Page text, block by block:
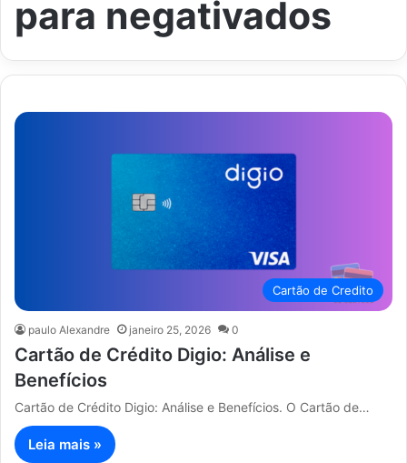
para negativados
Cartão de Credito
paulo Alexandre janeiro 25, 2026 0
Cartão de Crédito Digio: Análise e
Benefícios
Cartão de Crédito Digio: Análise e Benefícios. O Cartão de…
Leia mais »